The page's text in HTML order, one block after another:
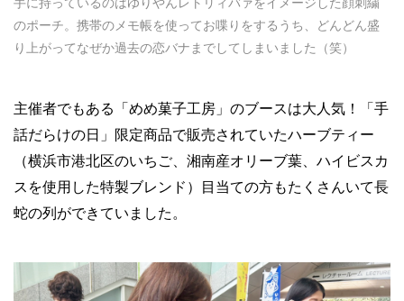
のポーチ。携帯のメモ帳を使ってお喋りをするうち、どんどん盛
り上がってなぜか過去の恋バナまでしてしまいました（笑）
主催者でもある「めめ菓子工房」のブースは大人気！「手
話だらけの日」限定商品で販売されていたハーブティー
（横浜市港北区のいちご、湘南産オリーブ葉、ハイビスカ
スを使用した特製ブレンド）目当ての方もたくさんいて長
蛇の列ができていました。